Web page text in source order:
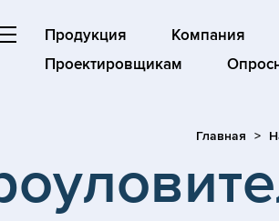
Продукция Компания
Проектировщикам
Главная